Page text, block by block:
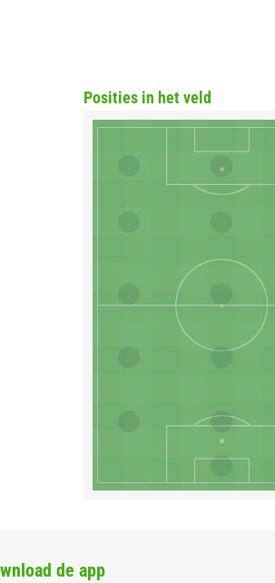
Posities in het veld
de app